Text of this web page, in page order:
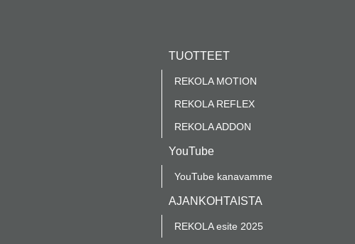
TUOTTEET
REKOLA MOTION
REKOLA REFLEX
REKOLA ADDON
YouTube
YouTube kanavamme
AJANKOHTAISTA
REKOLA esite 2025